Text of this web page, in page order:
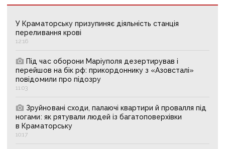
У Краматорську призупиняє діяльність станція
переливання крові
12:16
Під час оборони Маріуполя дезертирував і
перейшов на бік рф: прикордоннику з «Азовсталі»
повідомили про підозру
11:03
Зруйновані сходи, палаючі квартири й провалля під
ногами: як рятували людей із багатоповерхівки
в Краматорську
10:17